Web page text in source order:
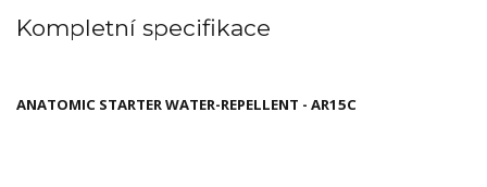
Kompletní specifikace
ANATOMIC STARTER WATER-REPELLENT - AR15C